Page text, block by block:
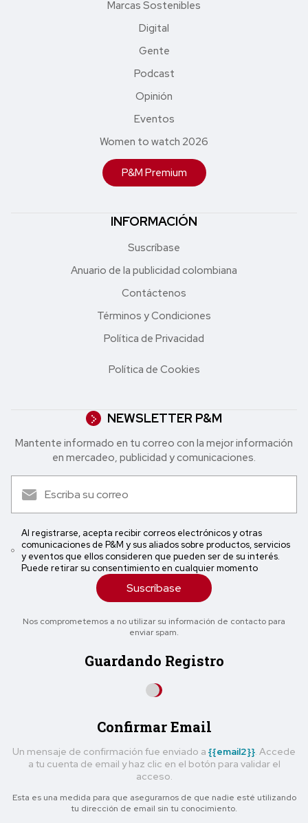
Marcas Sostenibles
Digital
Gente
Podcast
Opinión
Eventos
Women to watch 2026
P&M Premium
INFORMACIÓN
Suscríbase
Anuario de la publicidad colombiana
Contáctenos
Términos y Condiciones
Política de Privacidad
Política de Cookies
NEWSLETTER P&M
Mantente informado en tu correo con la mejor in formación
en mercadeo, publicidad y comunicaciones.
Al registrarse, acepta recibir correos electrónicos y otras
comunicaciones de P&M y sus aliados sobre productos, servicios
y eventos que ellos consideren que pueden ser de su interés.
Puede retirar su consentimiento en cualquier momento
Suscríbase
Nos comprometemos a no utilizar su información de contacto para
enviar spam.
Guardando Registro
Confirmar Email
Un mensaje de confirmación fue enviado a {{email2}} . Accede
a tu cuenta de email y haz clic en el botón para validar el
acceso.
Esta es una medida para que asegurarnos de que nadie esté utilizando
tu dirección de email sin tu conocimiento.